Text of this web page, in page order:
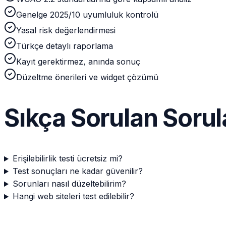
Genelge 2025/10 uyumluluk kontrolü
Yasal risk değerlendirmesi
Türkçe detaylı raporlama
Kayıt gerektirmez, anında sonuç
Düzeltme önerileri ve widget çözümü
Sıkça Sorulan
Erişilebilirlik testi ücretsiz mi?
Test sonuçları ne kadar güvenilir?
Sorunları nasıl düzeltebilirim?
Hangi web siteleri test edilebilir?